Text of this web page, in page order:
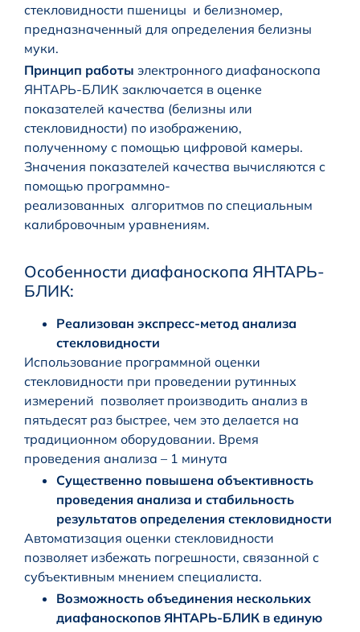
стекловидности пшеницы и белизномер,
предназначенный для определения белизны
муки.
Принцип работы электронного диафаноскопа
ЯНТАРЬ-БЛИК заключается в оценке
показателей качества (белизны или
стекловидности) по изображению,
полученному с помощью цифровой камеры.
Значения показателей качества вычисляются с
помощью программно-
реализованных алгоритмов по специальным
калибровочным уравнениям.
Особенности диафаноскопа ЯНТАРЬ-
БЛИК:
Реализован экспресс-метод анализа
стекловидности
Использование программной оценки
стекловидности при проведении рутинных
измерений позволяет производить анализ в
пятьдесят раз быстрее, чем это делается на
традиционном оборудовании. Время
проведения анализа – 1 минута
Существенно повышена объективность
проведения анализа и стабильность
результатов определения стекловидности
Автоматизация оценки стекловидности
позволяет избежать погрешности, связанной с
субъективным мнением специалиста.
Возможность объединения нескольких
диафаноскопов ЯНТАРЬ-БЛИК в единую